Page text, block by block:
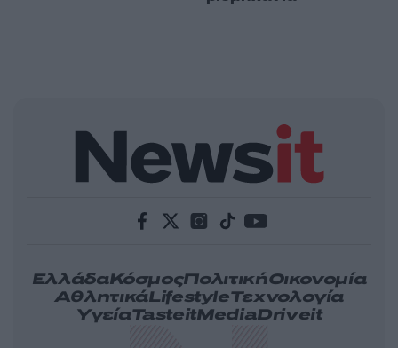
ΕλλάδαΚόσμοςΠολιτικήΟικονομία
ΑθλητικάLifestyleΤεχνολογία
ΥγείαTasteitMediaDriveit